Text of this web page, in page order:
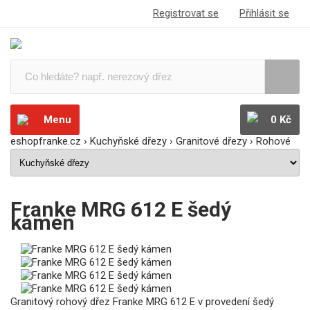
Registrovat se Přihlásit se
Menu
0 Kč
eshopfranke.cz › Kuchyňské dřezy › Granitové dřezy › Rohové
Franke MRG 612 E šedý
kámen
Granitový rohový dřez Franke MRG 612 E v provedení šedý